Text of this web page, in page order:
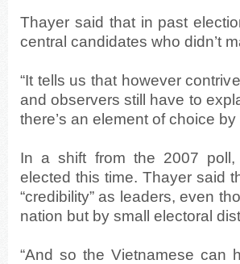
Thayer said that in past
central candidates who didn’t
“It tells us that however
and observers still have to
there’s an element of choice
In a shift from the 2007 poll,
elected this time. Thayer said
“credibility” as leaders, even
nation but by small electoral
“And so the Vietnamese can